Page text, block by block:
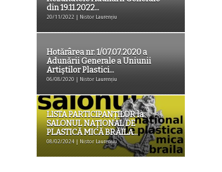
din 19.11.2022...
20/11/2022 | Nistor Laurențiu
Hotărârea nr. 1/07.07.2020 a
Adunării Generale a Uniunii
Artiștilor Plastici...
06/08/2020 | Nistor Laurențiu
LISTA PARTICIPANȚILOR la
SALONUL NAŢIONAL DE
PLASTICĂ MICĂ BRĂILA...
08/02/2024 | Nistor Laurențiu